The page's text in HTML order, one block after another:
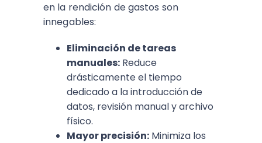
en la rendición de gastos son
innegables:
Eliminación de tareas
manuales: Reduce
drásticamente el tiempo
dedicado a la introducción de
datos, revisión manual y archivo
físico.
Mayor precisión: Minimiza los